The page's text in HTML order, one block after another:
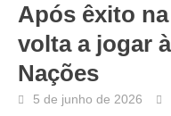
Após êxito
volta a jogar
Nações
5 de junho de 2026